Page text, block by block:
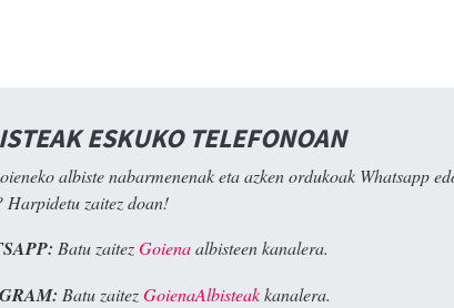
ESKUKO TELEFONOAN
albiste nabarmenenak eta azken ordukoak Whatsapp
Harpidetu zaitez doan!
Batu zaitezGoienaalbisteen kanalera.
Batu zaitezGoienaAlbisteakkanalera.